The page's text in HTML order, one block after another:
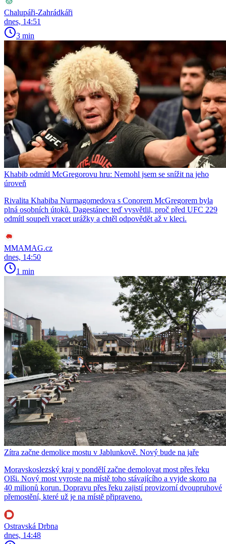
Chalupáři-Zahrádkáři
dnes, 14:51
3 min
Khabib odmítl McGregorovu hru: Nemohl jsem se snížit na jeho
úroveň
Rivalita Khabiba Nurmagomedova s Conorem McGregorem byla
plná osobních útoků. Dagestánec teď vysvětlil, proč před UFC 229
odmítl soupeři vracet urážky a chtěl odpovědět až v kleci.
MMAMAG.cz
dnes, 14:50
1 min
Zítra začne demolice mostu v Jablunkově. Nový bude na jaře
Moravskoslezský kraj v pondělí začne demolovat most přes řeku
Olši. Nový most vyroste na místě toho stávajícího a vyjde skoro na
40 milionů korun. Dopravu přes řeku zajistí provizorní dvoupruhové
přemostění, které už je na místě připraveno.
Ostravská Drbna
dnes, 14:48